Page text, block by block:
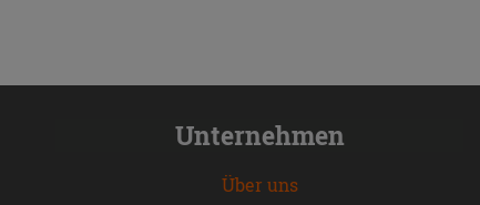
Unternehmen
Über uns